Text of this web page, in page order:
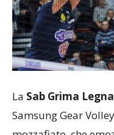
La Sab Grima
Samsung Gear